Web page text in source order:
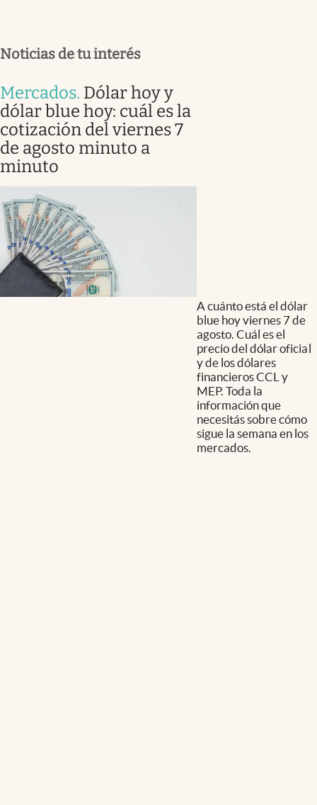
Noticias de tu interés
Mercados. Dólar hoy y
dólar blue hoy: cuál es la
cotización del viernes 7
de agosto minuto a
minuto
A cuánto está el dólar
blue hoy viernes 7 de
agosto. Cuál es el
precio del dólar oficial
y de los dólares
financieros CCL y
MEP. Toda la
información que
necesitás sobre cómo
sigue la semana en los
mercados.